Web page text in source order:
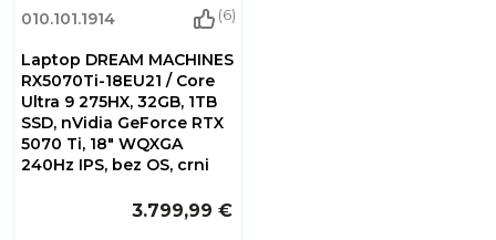
010.101.1914 (6)
Laptop DREAM MACHINES
RX5070Ti-18EU21 / Core
Ultra 9 275HX, 32GB, 1TB
SSD, nVidia GeForce RTX
5070 Ti, 18" WQXGA
240Hz IPS, bez OS, crni
3.799,99 €